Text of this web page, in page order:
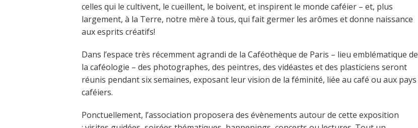
celles qui le cultivent, le cueillent, le boivent, et inspirent le monde caféier – et, plus
largement, à la Terre, notre mère à tous, qui fait germer les arômes et donne naissance
aux esprits créatifs!
Dans l’espace très récemment agrandi de la Caféothèque de Paris – lieu emblématique de
la caféologie – des photographes, des peintres, des vidéastes et des plasticiens seront
réunis pendant six semaines, exposant leur vision de la féminité, liée au café ou aux pays
caféiers.
Ponctuellement, l’association proposera des évènements autour de cette exposition